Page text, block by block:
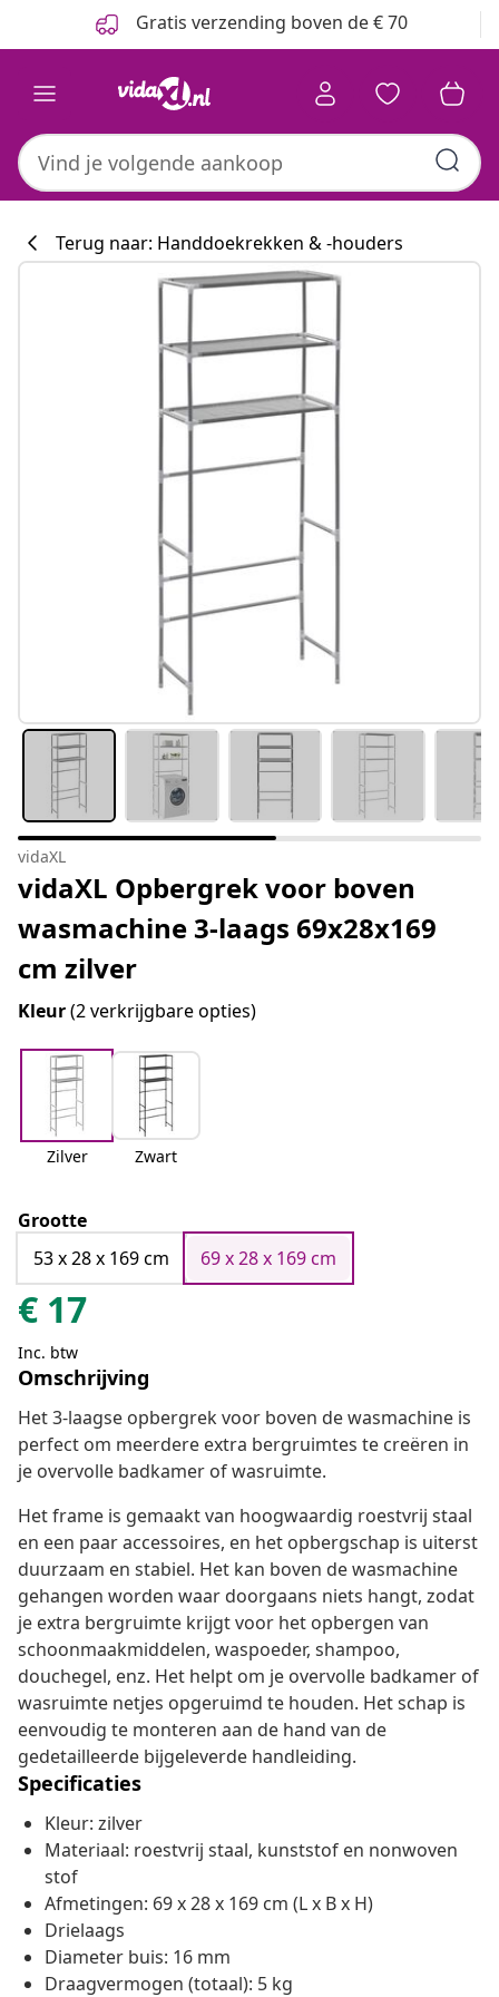
Gratis verzending boven de € 70
Terug naar: Handdoekrekken & -houders
vidaXL
vidaXL Opbergrek voor boven
wasmachine 3-laags 69x28x169
cm zilver
Kleur(2 verkrijgbare opties)
Zilver Zwart
Grootte
53 x 28 x 169 cm
69 x 28 x 169 cm
€ 17
Inc. btw
Omschrijving
Het 3-laagse opbergrek voor boven de wasmachine is
perfect om meerdere extra bergruimtes te creëren in
je overvolle badkamer of wasruimte.
Het frame is gemaakt van hoogwaardig roestvrij staal
en een paar accessoires, en het opbergschap is uiterst
duurzaam en stabiel. Het kan boven de wasmachine
gehangen worden waar doorgaans niets hangt, zodat
je extra bergruimte krijgt voor het opbergen van
schoonmaakmiddelen, waspoeder, shampoo,
douchegel, enz. Het helpt om je overvolle badkamer of
wasruimte netjes opgeruimd te houden. Het schap is
eenvoudig te monteren aan de hand van de
gedetailleerde bijgeleverde handleiding.
Specificaties
Kleur: zilver
Materiaal: roestvrij staal, kunststof en nonwoven
stof
Afmetingen: 69 x 28 x 169 cm (L x B x H)
Drielaags
Diameter buis: 16 mm
Draagvermogen (totaal): 5 kg